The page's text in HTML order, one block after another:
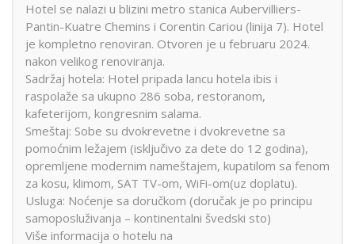
Hotel se nalazi u blizini metro stanica Aubervilliers-
Pantin-Kuatre Chemins i Corentin Cariou (linija 7). Hotel
je kompletno renoviran. Otvoren je u februaru 2024.
nakon velikog renoviranja.
Sadržaj hotela: Hotel pripada lancu hotela ibis i
raspolaže sa ukupno 286 soba, restoranom,
kafeterijom, kongresnim salama.
Smeštaj: Sobe su dvokrevetne i dvokrevetne sa
pomoćnim ležajem (isključivo za dete do 12 godina),
opremljene modernim nameštajem, kupatilom sa fenom
za kosu, klimom, SAT TV-om, WiFi-om(uz doplatu).
Usluga: Noćenje sa doručkom (doručak je po principu
samoposluživanja – kontinentalni švedski sto)
Više informacija o hotelu na